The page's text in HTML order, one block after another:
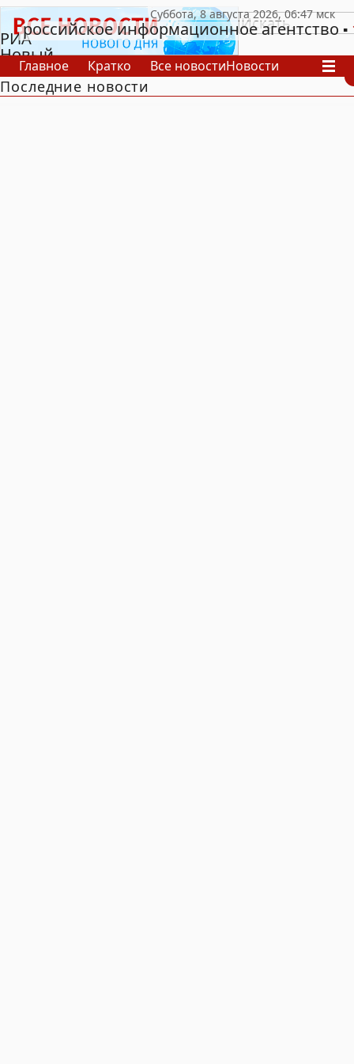
РИА
Новый
День
российское информационное агентство
Главное Кратко Все новостиНовости
В России
В мире
Последние новости